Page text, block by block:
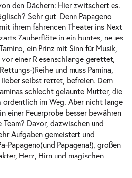
Die Zauberflöte für
Tickets
Die Zauberflöte für
den Dächern: Hier zwitschert es.
Sehr gut! Denn Papageno
ihrem fahrenden Theater ins Next
Zauberflöte in ein buntes, neues
ein Prinz mit Sinn für Musik,
einer Riesenschlange gerettet,
)Reihe und muss Pamina,
selbst rettet, befreien. Dem
schlecht gelaunte Mutter, die
ordentlich im Weg. Aber nicht lange
einer Feuerprobe besser bewähren
Davor, dazwischen und
Aufgaben gemeistert und
Papageno(und Papagena!), großen
Herz, Hirn und magischen